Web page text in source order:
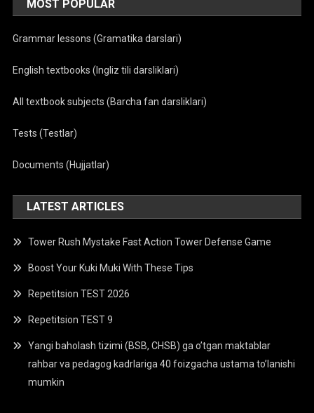
MOST POPULAR
Grammar lessons (Gramatika darslari)
English textbooks (Ingliz tili darsliklari)
All textbook subjects (Barcha fan darsliklari)
Tests (Testlar)
Documents (Hujjatlar)
LATEST ARTICLES
Tower Rush Mystake Fast Action Tower Defense Game
Boost Your Kuki Muki With These Tips
Repetitsion TEST 2026
Repetitsion TEST 9
Yangi baholash tizimi (BSB, CHSB) ga o’tgan maktablar
rahbar va pedagog kadrlariga 40 foizgacha ustama to’lanishi
mumkin